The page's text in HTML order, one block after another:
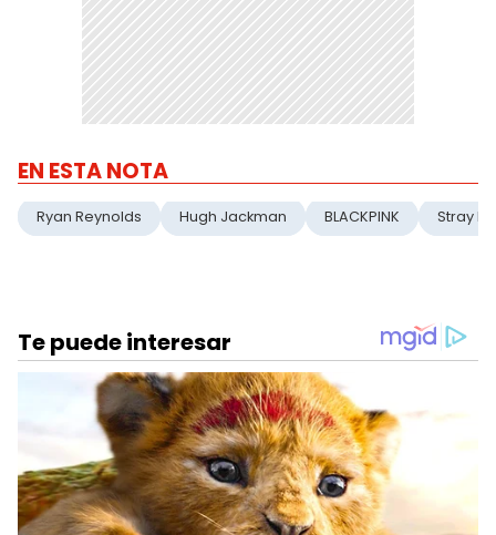
EN ESTA NOTA
Ryan Reynolds Hugh Jackman BLACKPINK Stray